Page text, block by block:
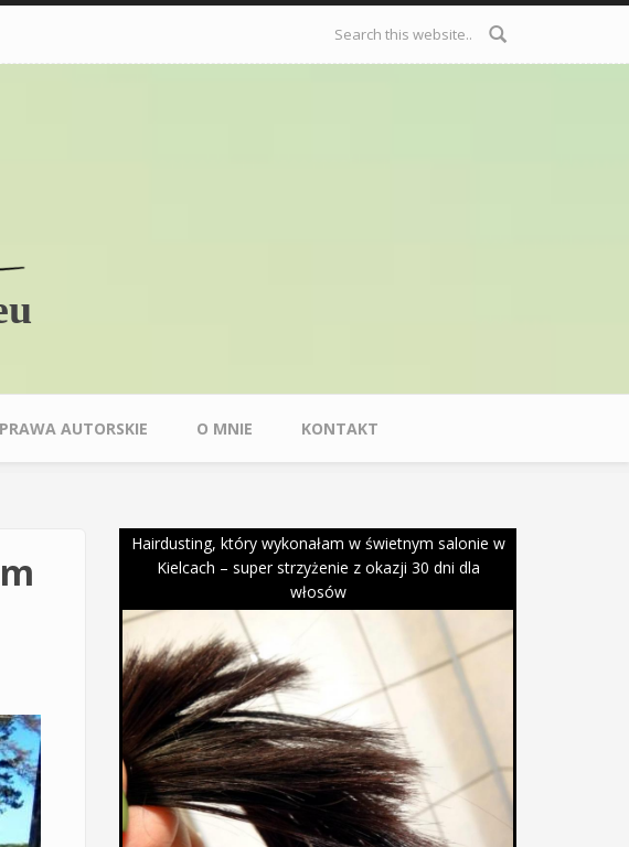
Formularz
wyszukiwania
PRAWA AUTORSKIE O MNIE KONTAKT
Hairdusting, który wykonałam w świetnym salonie w
Kielcach – super strzyżenie z okazji 30 dni dla
włosów